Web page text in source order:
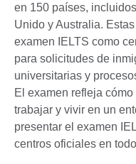
en 150 países,
Unido y Australia.
examen IELTS como
para solicitudes de
universitarias y
El examen refleja
trabajar y vivir en un
presentar el examen
centros oficiales en